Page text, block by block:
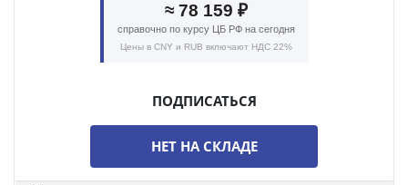
≈ 78 159 ₽
справочно по курсу ЦБ РФ на сегодня
Цены в CNY и RUB включают НДС 22%
ПОДПИСАТЬСЯ
НЕТ НА СКЛАДЕ